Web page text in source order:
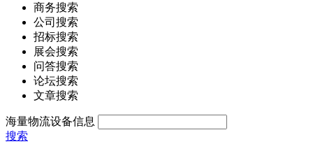
商务搜索
公司搜索
招标搜索
展会搜索
问答搜索
论坛搜索
文章搜索
海量物流设备信息
搜索